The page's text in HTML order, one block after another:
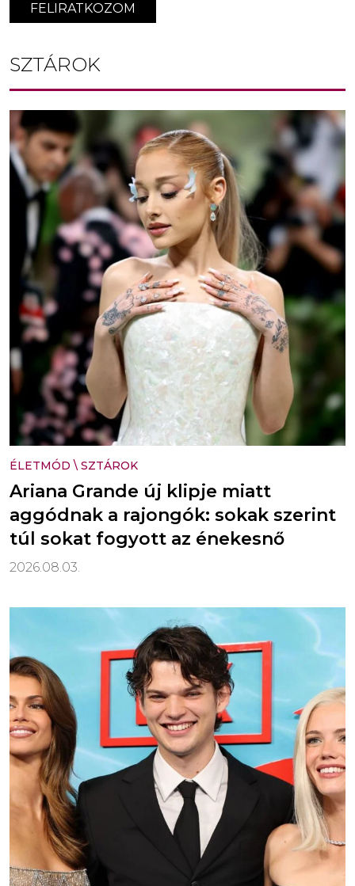
FELIRATKOZOM
SZTÁROK
ÉLETMÓD \ SZTÁROK
Ariana Grande új klipje miatt
aggódnak a rajongók: sokak szerint
túl sokat fogyott az énekesnő
2026.08.03.